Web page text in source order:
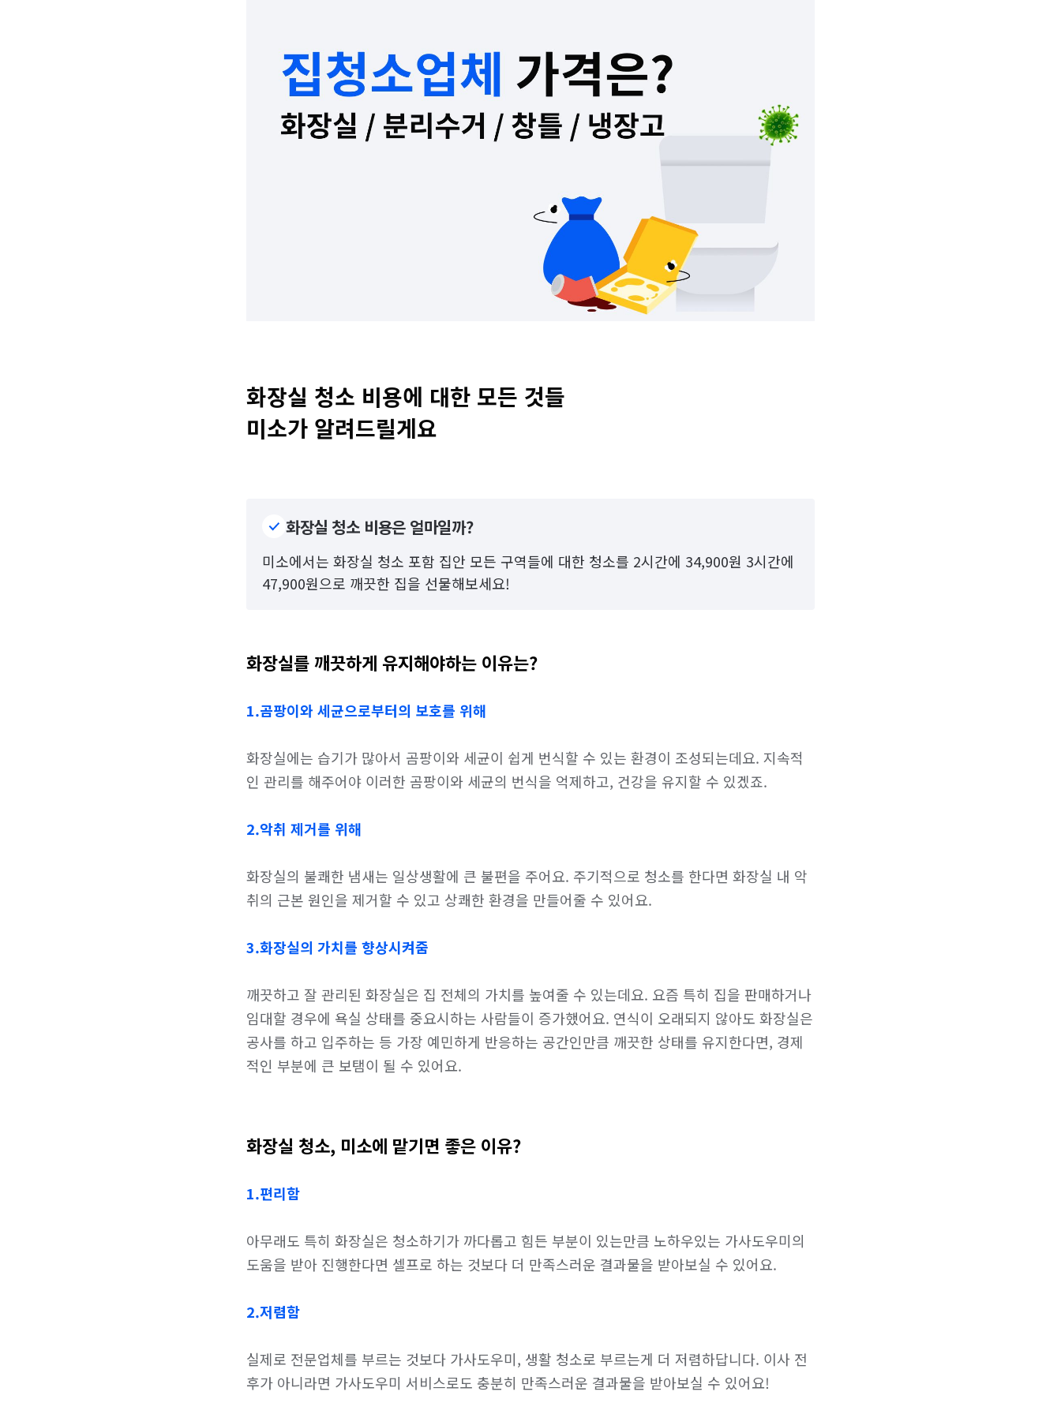
화장실 청소 비용에 대한 모든 것들
미소가 알려드릴게요
화장실 청소 비용은 얼마일까?
미소에서는 화장실 청소 포함 집안 모든 구역들에 대한 청소를 2시간에 34,900원 3시간에
47,900원으로 깨끗한 집을 선물해보세요!
화장실를 깨끗하게 유지해야하는 이유는?
1.곰팡이와 세균으로부터의 보호를 위해
화장실에는 습기가 많아서 곰팡이와 세균이 쉽게 번식할 수 있는 환경이 조성되는데요. 지속적
인 관리를 해주어야 이러한 곰팡이와 세균의 번식을 억제하고, 건강을 유지할 수 있겠죠.
2.악취 제거를 위해
화장실의 불쾌한 냄새는 일상생활에 큰 불편을 주어요. 주기적으로 청소를 한다면 화장실 내 악
취의 근본 원인을 제거할 수 있고 상쾌한 환경을 만들어줄 수 있어요.
3.화장실의 가치를 향상시켜줌
깨끗하고 잘 관리된 화장실은 집 전체의 가치를 높여줄 수 있는데요. 요즘 특히 집을 판매하거나
임대할 경우에 욕실 상태를 중요시하는 사람들이 증가했어요. 연식이 오래되지 않아도 화장실은
공사를 하고 입주하는 등 가장 예민하게 반응하는 공간인만큼 깨끗한 상태를 유지한다면, 경제
적인 부분에 큰 보탬이 될 수 있어요.
화장실 청소, 미소에 맡기면 좋은 이유?
1.편리함
아무래도 특히 화장실은 청소하기가 까다롭고 힘든 부분이 있는만큼 노하우있는 가사도우미의
도움을 받아 진행한다면 셀프로 하는 것보다 더 만족스러운 결과물을 받아보실 수 있어요.
2.저렴함
실제로 전문업체를 부르는 것보다 가사도우미, 생활 청소로 부르는게 더 저렴하답니다. 이사 전
후가 아니라면 가사도우미 서비스로도 충분히 만족스러운 결과물을 받아보실 수 있어요!